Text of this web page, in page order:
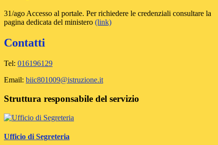
31/ago Accesso al portale. Per richiedere le credenziali consultare la
pagina dedicata del ministero (link)
Contatti
Tel: 016196129
Email: biic801009@istruzione.it
Struttura responsabile del servizio
Ufficio di Segreteria